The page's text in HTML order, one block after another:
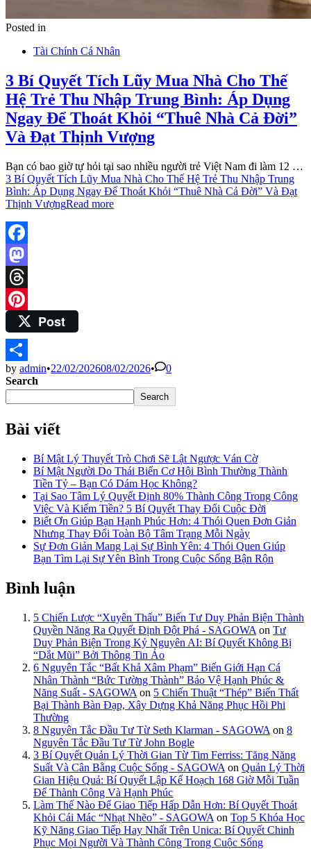
Posted in
Tài Chính Cá Nhân
3 Bí Quyết Tích Lũy Mua Nhà Cho Thế
Hệ Trẻ Thu Nhập Trung Bình: Áp Dụng
Ngay Để Thoát Khỏi “Thuê Nhà Cả Đời”
Và Đạt Thịnh Vượng
Bạn có bao giờ tự hỏi tại sao nhiều người trẻ Việt Nam đi làm 12 …
3 Bí Quyết Tích Lũy Mua Nhà Cho Thế Hệ Trẻ Thu Nhập Trung
Bình: Áp Dụng Ngay Để Thoát Khỏi “Thuê Nhà Cả Đời” Và Đạt
Thịnh VượngRead more
Facebook
Mastodon
Threads
PinterestPost
Share
by admin•22/02/202608/02/2026•
0
Search
Search
Bài viết
Bí Mật Lý Thuyết Trò Chơi Sẽ Lật Ngược Ván Cờ
Bí Mật Người Do Thái Biến Cơ Hội Bình Thường Thành
Tiền Tỷ – Bạn Có Dám Học Không?
Tại Sao Tâm Lý Quyết Định 80% Thành Công Trong Công
Việc Và Kiếm Tiền? 5 Bí Quyết Thay Đổi Cuộc Đời
Biết Ơn Giúp Bạn Hạnh Phúc Hơn: 4 Thói Quen Đơn Giản
Nhưng Thay Đổi Toàn Bộ Tâm Trạng Mỗi Ngày
Sự Đơn Giản Mang Lại Sự Bình Yên: 4 Thói Quen Giúp
Bạn Tìm Lại Sự Yên Bình Trong Cuộc Sống Bận Rộn
Bình luận
5 Chiến Lược “Xuyên Thấu” Biến Tư Duy Phản Biện Thành
Quyền Năng Ra Quyết Định Đột Phá - SAGOWA on Tư
Duy Phản Biện Trong Kỷ Nguyên AI: Bí Quyết Không Bị
“Dắt Mũi” Bởi Thông Tin Ảo
6 Nguyên Tắc “Bất Khả Xâm Phạm” Biến Giới Hạn Cá
Nhân Thành “Bức Tường Thành” Bảo Vệ Hạnh Phúc &
Năng Suất - SAGOWA on 5 Chiến Thuật “Thép” Biến Thất
Bại Thành Bàn Đạp, Xây Dựng Khả Năng Phục Hồi Phi
Thường
8 Nguyên Tắc Đầu Tư Từ Seth Klarman - SAGOWA on 8
Nguyên Tắc Đầu Tư Từ John Bogle
3 Bí Quyết Quản Lý Thời Gian Từ Tim Ferriss: Tăng Năng
Suất Và Cân Bằng Cuộc Sống - SAGOWA on Quản Lý Thời
Gian Hiệu Quả: Bí Quyết Lập Kế Hoạch 168 Giờ Mỗi Tuần
Để Thành Công Và Hạnh Phúc
Làm Thế Nào Để Giao Tiếp Hấp Dẫn Hơn: Bí Quyết Thoát
Khỏi Cái Mác “Nhạt Nhẽo” - SAGOWA on Top 5 Khóa Học
Kỹ Năng Giao Tiếp Hay Nhất Trên Unica: Bí Quyết Chinh
Phục Mọi Người Và Thành Công Trong Cuộc Sống